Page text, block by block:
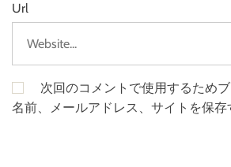
Url
次回のコメントで使用するため
名前、メールアドレス、サイトを保存